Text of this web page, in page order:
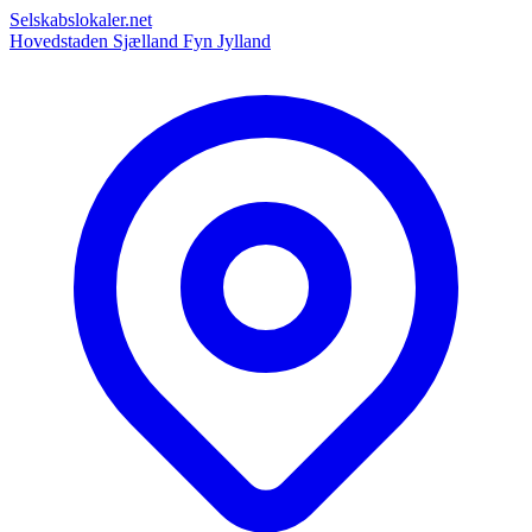
Selskabslokaler.net
Hovedstaden Sjælland Fyn Jylland